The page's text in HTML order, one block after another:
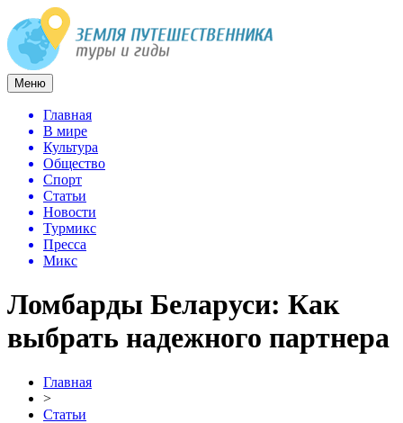
Меню
Главная
В мире
Культура
Общество
Спорт
Статьи
Новости
Турмикс
Пресса
Микс
Ломбарды Беларуси: Как
выбрать надежного партнера
Главная
>
Статьи